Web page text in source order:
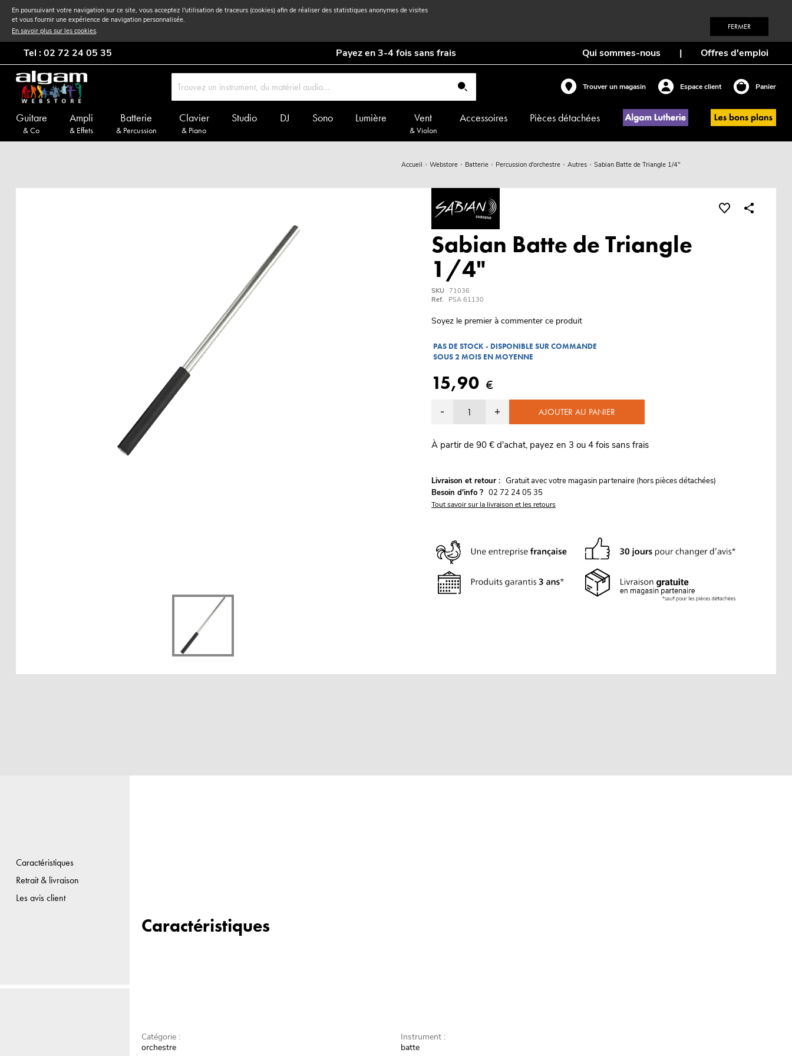
En poursuivant votre navigation sur ce site, vous acceptez l'utilisation de traceurs (cookies) afin de réaliser des statistiques anonymes de visites
et vous fournir une expérience de navigation personnalisée.
En savoir plus sur les cookies. FERMER
Tel : 02 72 24 05 35 Payez en 3-4 fois sans frais Qui sommes-nous | Offres d'emploi
Trouver un magasin Espace client Panier
Guitare
& Co
Ampli
& Effets
Batterie
& Percussion
Clavier
& Piano
Studio DJ Sono Lumière Vent
& Violon
Accessoires Pièces détachées
Accueil Webstore Batterie Percussion d'orchestre Autres Sabian Batte de Triangle 1/4"
Sabian Batte de Triangle
1/4"
SKU 71036
Ref.
PSA 61130
Soyez le premier à commenter ce produit
PAS DE STOCK - DISPONIBLE SUR COMMANDE
SOUS 2 MOIS EN MOYENNE
15,90 €
- + AJOUTER AU PANIER
À partir de 90 € d'achat, payez en 3 ou 4 fois sans frais
Livraison et retour : Gratuit avec votre magasin partenaire (hors pièces détachées)
Besoin d'info ? 02 72 24 05 35
Tout savoir sur la livraison et les retours
Caractéristiques
Retrait & livraison
Les avis client
Caractéristiques
Catégorie :
orchestre
Instrument :
batte